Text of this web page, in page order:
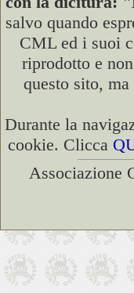
salvo quando
CML ed i suoi
riprodotto e
questo sito,
Durante la
cookie. Clicca
Associazione